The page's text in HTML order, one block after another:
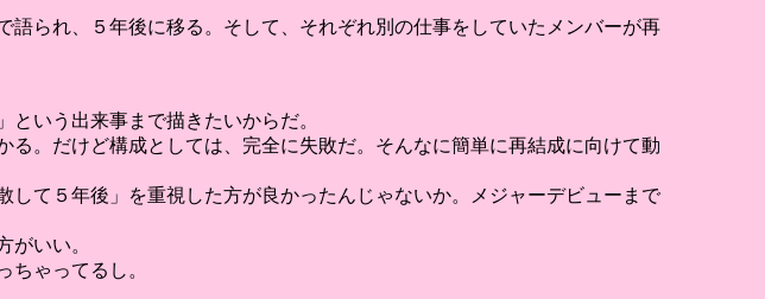
られ、５年後に移る。そして、それぞれ別の仕事をしていたメンバーが再
いう出来事まで描きたいからだ。
。だけど構成としては、完全に失敗だ。そんなに簡単に再結成に向けて動
して５年後」を重視した方が良かったんじゃないか。メジャーデビューまで
がいい。
ゃってるし。